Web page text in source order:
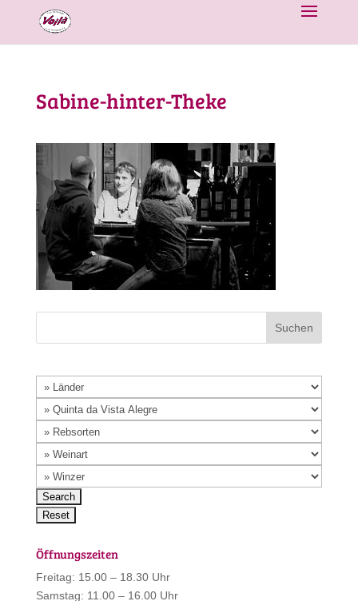
Sabine-hinter-Theke
Öffnungszeiten
Freitag: 15.00 – 18.30 Uhr
Samstag: 11.00 – 16.00 Uhr